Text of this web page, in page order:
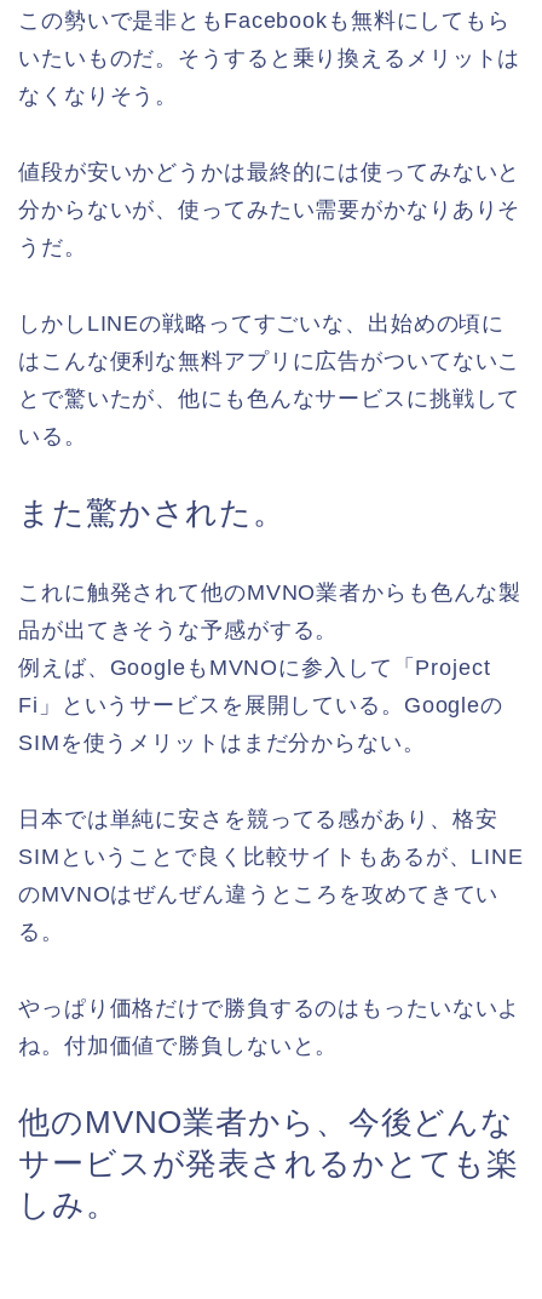
この勢いで是非ともFacebookも無料にしてもら
いたいものだ。そうすると乗り換えるメリットは
なくなりそう。
値段が安いかどうかは最終的には使ってみないと
分からないが、使ってみたい需要がかなりありそ
うだ。
しかしLINEの戦略ってすごいな、出始めの頃に
はこんな便利な無料アプリに広告がついてないこ
とで驚いたが、他にも色んなサービスに挑戦して
いる。
また驚かされた。
これに触発されて他のMVNO業者からも色んな製
品が出てきそうな予感がする。
例えば、GoogleもMVNOに参入して「Project
Fi」というサービスを展開している。Googleの
SIMを使うメリットはまだ分からない。
日本では単純に安さを競ってる感があり、格安
SIMということで良く比較サイトもあるが、LINE
のMVNOはぜんぜん違うところを攻めてきてい
る。
やっぱり価格だけで勝負するのはもったいないよ
ね。付加価値で勝負しないと。
他のMVNO業者から、今後どんな
サービスが発表されるかとても楽
しみ。